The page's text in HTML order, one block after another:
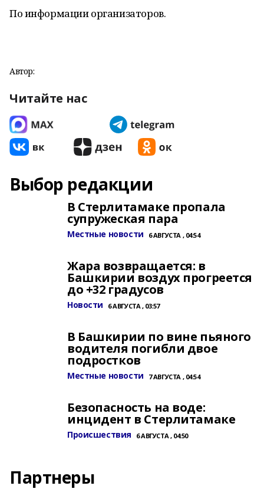
По информации организаторов.
Автор:
Читайте нас
Выбор редакции
В Стерлитамаке пропала
супружеская пара
Местные новости 6 АВГУСТА , 04:54
Жара возвращается: в
Башкирии воздух прогреется
до +32 градусов
Новости 6 АВГУСТА , 03:57
В Башкирии по вине пьяного
водителя погибли двое
подростков
Местные новости 7 АВГУСТА , 04:54
Безопасность на воде:
инцидент в Стерлитамаке
Происшествия 6 АВГУСТА , 04:50
Партнеры